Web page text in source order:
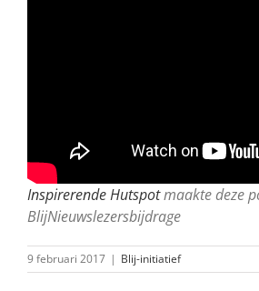
Inspirerende Hutspotmaakte deze
BlijNieuwslezersbijdrage
9 februari 2017 | Blij-initiatief